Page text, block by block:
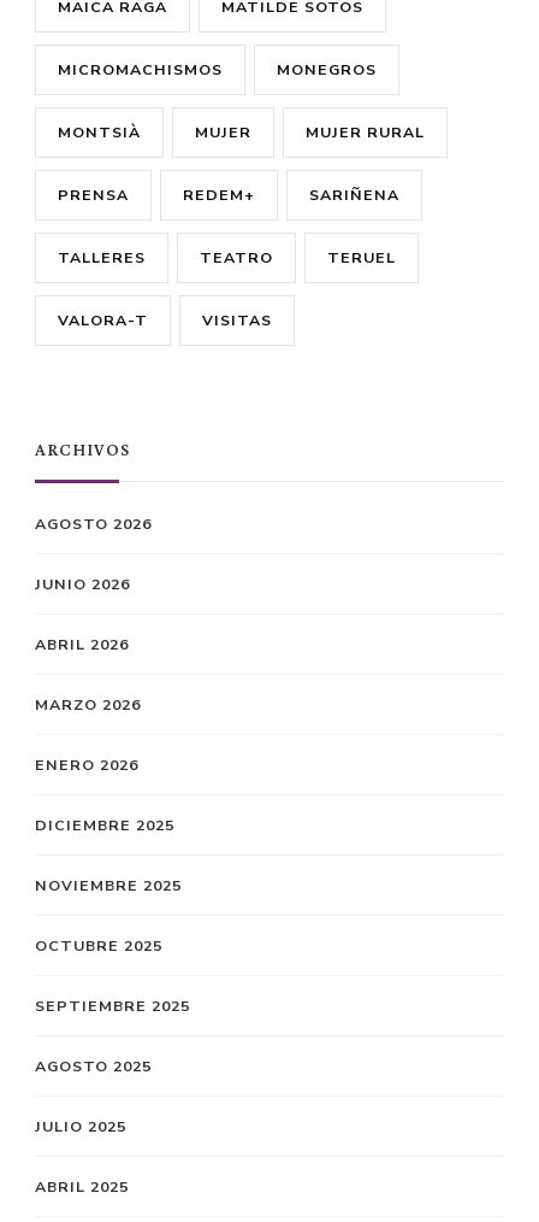
MAICA RAGA MATILDE SOTOS
MICROMACHISMOS MONEGROS
MONTSIÀ MUJER MUJER RURAL
PRENSA REDEM+ SARIÑENA
TALLERES TEATRO TERUEL
VALORA-T VISITAS
ARCHIVOS
AGOSTO 2026
JUNIO 2026
ABRIL 2026
MARZO 2026
ENERO 2026
DICIEMBRE 2025
NOVIEMBRE 2025
OCTUBRE 2025
SEPTIEMBRE 2025
AGOSTO 2025
JULIO 2025
ABRIL 2025